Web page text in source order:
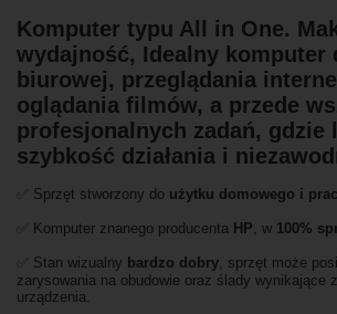
Komputer typu All in One.
wydajność, Idealny komputer
biurowej, przeglądania
oglądania filmów, a przede
profesjonalnych zadań, gdzie
szybkość działania i
✅ Sprzęt stworzony do użytku domowego i
✅ Komputer znanego producenta HP, w 100%
✅ Stan wizualny bardzo dobry, sprzęt może
zarysowania na obudowie oraz ślady wynikające
urządzenia.